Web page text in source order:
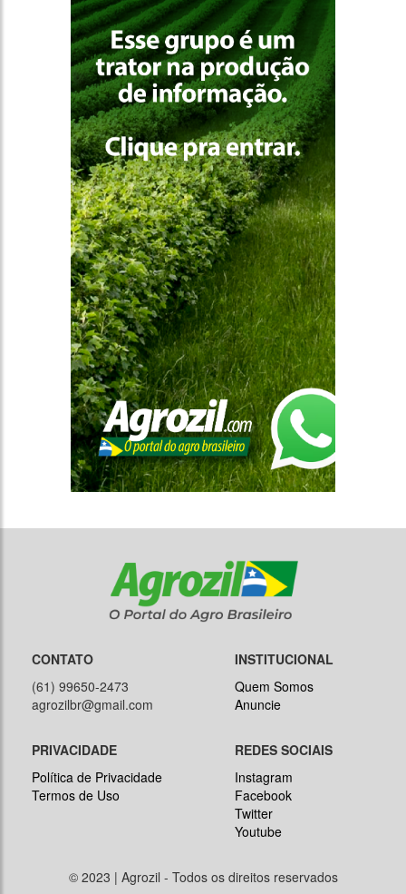
CONTATO
(61) 99650-2473
agrozilbr@gmail.com
INSTITUCIONAL
Quem Somos
Anuncie
PRIVACIDADE
Política de Privacidade
Termos de Uso
REDES SOCIAIS
Instagram
Facebook
Twitter
Youtube
© 2023 | Agrozil - Todos os direitos reservados